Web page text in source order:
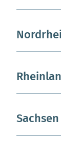
Sachsen